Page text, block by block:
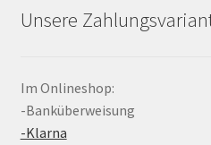
Unsere
Im Onlineshop:
-Banküberweisung
-Klarna